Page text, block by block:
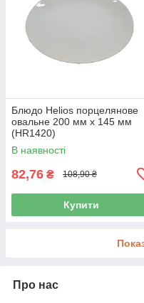
Блюдо Helios порцелянове
овальне 200 мм х 145 мм
(HR1420)
В наявності
82,76 ₴ 108,90 ₴
Купити
Про нас